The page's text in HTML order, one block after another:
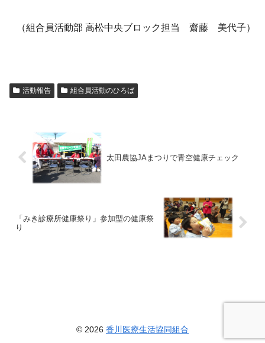
（組合員活動部 高松中央ブロック担当 齋藤 美代子）
活動報告 組合員活動のひろば
太田農協JAまつりで青空健康チェック
「みき診療所健康祭り」参加型の健康祭
り
© 2026 香川医療生活協同組合